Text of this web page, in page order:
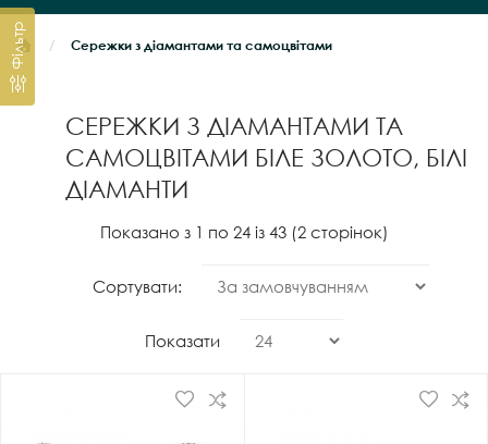
Сережки з діамантами та самоцвітами
СЕРЕЖКИ З ДІАМАНТАМИ ТА
САМОЦВІТАМИ БІЛЕ ЗОЛОТО, БІЛІ
ДІАМАНТИ
Фільтр
Показано з 1 по 24 із 43 (2 сторінок)
Сортувати:
Показати